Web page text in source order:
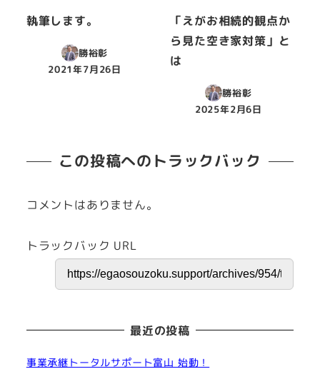
執筆します。
勝裕彰
投稿日
2021年7月26日
「えがお相続的観点か
ら見た空き家対策」と
は
勝裕彰
投稿日
2025年2月6日
この投稿へのトラックバック
コメントはありません。
トラックバック URL
最近の投稿
事業承継トータルサポート富山 始動！